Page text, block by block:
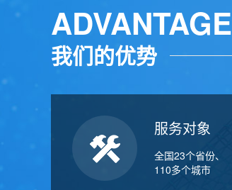
ADVANTAGE
我们的优势
服务对象
全国23个省份、
110多个城市